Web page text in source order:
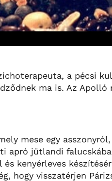
a pécsi
ma is. Az
mese egy
apró jütlandi
kenyérleves
hogy visszatérjen